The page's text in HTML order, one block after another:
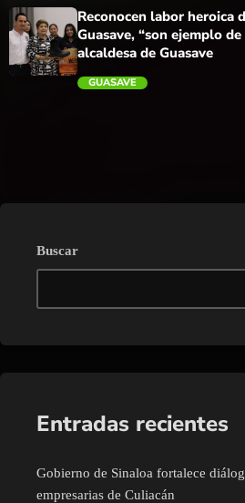
trending_flat
Reconocen labor heroica
Guasave, “son ejemplo
alcaldesa de Guasave
GUASAVE
Buscar
Entradas recientes
Gobierno de Sinaloa fortalece
empresarias de Culiacán